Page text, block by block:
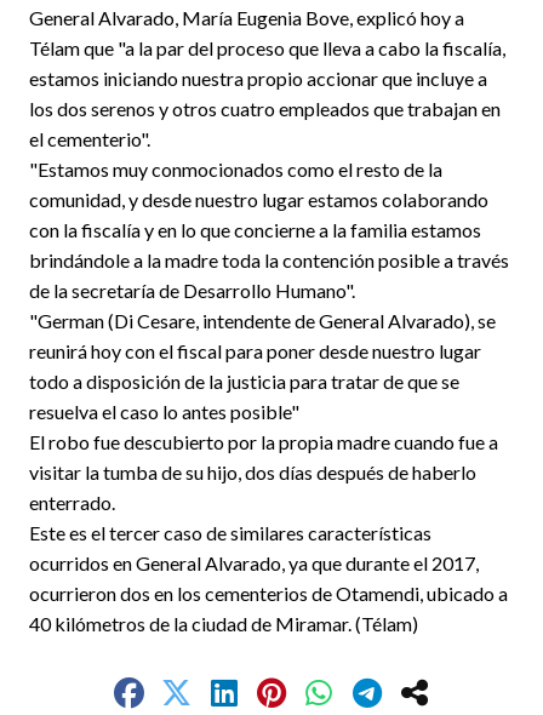
General Alvarado, María Eugenia Bove, explicó hoy a
Télam que "a la par del proceso que lleva a cabo la fiscalía,
estamos iniciando nuestra propio accionar que incluye a
los dos serenos y otros cuatro empleados que trabajan en
el cementerio".
"Estamos muy conmocionados como el resto de la
comunidad, y desde nuestro lugar estamos colaborando
con la fiscalía y en lo que concierne a la familia estamos
brindándole a la madre toda la contención posible a través
de la secretaría de Desarrollo Humano".
"German (Di Cesare, intendente de General Alvarado), se
reunirá hoy con el fiscal para poner desde nuestro lugar
todo a disposición de la justicia para tratar de que se
resuelva el caso lo antes posible"
El robo fue descubierto por la propia madre cuando fue a
visitar la tumba de su hijo, dos días después de haberlo
enterrado.
Este es el tercer caso de similares características
ocurridos en General Alvarado, ya que durante el 2017,
ocurrieron dos en los cementerios de Otamendi, ubicado a
40 kilómetros de la ciudad de Miramar. (Télam)